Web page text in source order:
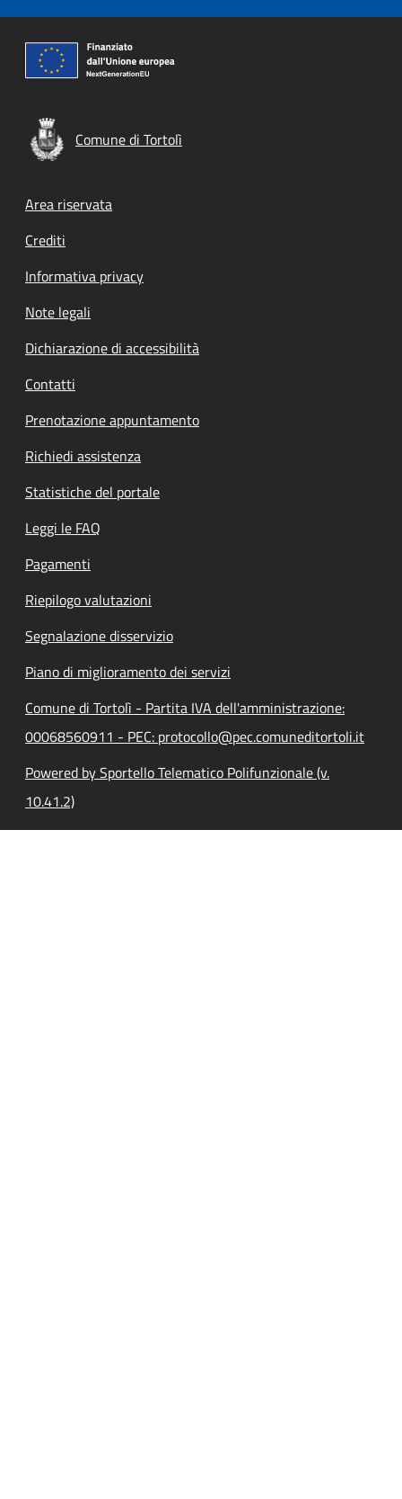
Comune di Tortolì
Footer menu
Area riservata
Crediti
Informativa privacy
Note legali
Dichiarazione di accessibilità
Contatti
Prenotazione appuntamento
Richiedi assistenza
Statistiche del portale
Leggi le FAQ
Pagamenti
Riepilogo valutazioni
Segnalazione disservizio
Piano di miglioramento dei servizi
Comune di Tortolì - Partita IVA dell'amministrazione:
00068560911 - PEC: protocollo@pec.comuneditortoli.it
Powered by Sportello Telematico Polifunzionale (v.
10.41.2)